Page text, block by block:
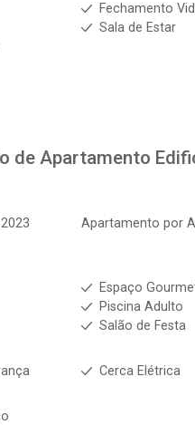
Fechamento
Sala de Estar
de Apartamento
Apartamento por
Espaço
Piscina Adulto
Salão de Festa
Cerca Elétrica